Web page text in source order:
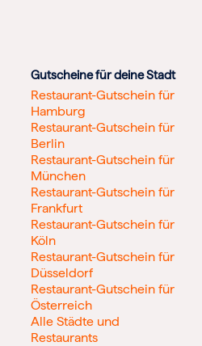
Gutscheine für deine Stadt
Restaurant-Gutschein für
Hamburg
Restaurant-Gutschein für
Berlin
Restaurant-Gutschein für
München
Restaurant-Gutschein für
Frankfurt
Restaurant-Gutschein für
Köln
Restaurant-Gutschein für
Düsseldorf
Restaurant-Gutschein für
Österreich
Alle Städte und
Restaurants